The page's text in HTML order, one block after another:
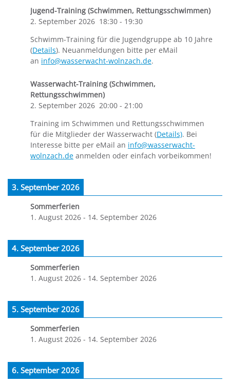
Jugend-Training (Schwimmen, Rettungsschwimmen)
2. September 2026 18:30 - 19:30
Schwimm-Training für die Jugendgruppe ab 10 Jahre
(Details). Neuanmeldungen bitte per eMail
an info@wasserwacht-wolnzach.de.
Wasserwacht-Training (Schwimmen,
Rettungsschwimmen)
2. September 2026 20:00 - 21:00
Training im Schwimmen und Rettungsschwimmen
für die Mitglieder der Wasserwacht (Details). Bei
Interesse bitte per eMail an info@wasserwacht-
wolnzach.de anmelden oder einfach vorbeikommen!
3. September 2026
Sommerferien
1. August 2026 - 14. September 2026
4. September 2026
Sommerferien
1. August 2026 - 14. September 2026
5. September 2026
Sommerferien
1. August 2026 - 14. September 2026
6. September 2026